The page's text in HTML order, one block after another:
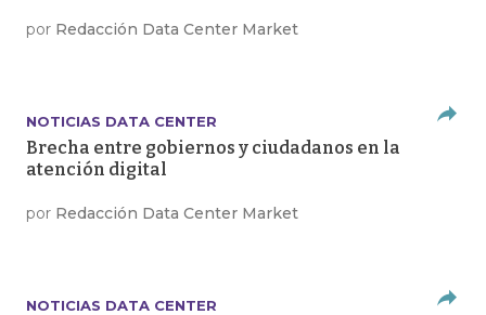
por Redacción Data Center Market
NOTICIAS DATA CENTER
Brecha entre gobiernos y ciudadanos en la
atención digital
por Redacción Data Center Market
NOTICIAS DATA CENTER